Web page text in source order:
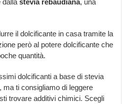
dallastevia rebaudiana, una
il dolcificante in casa tramite la
però al potere dolcificante che
quantità.
dolcificanti a base di stevia
ma ti consigliamo di leggere
trovare additivi chimici. Scegli